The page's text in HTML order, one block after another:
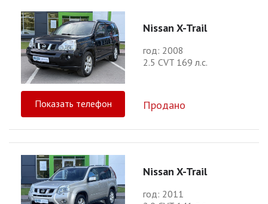
Nissan X-Trail
год: 2008
2.5 CVT 169 л.с.
Показать телефон Продано
Nissan X-Trail
год: 2011